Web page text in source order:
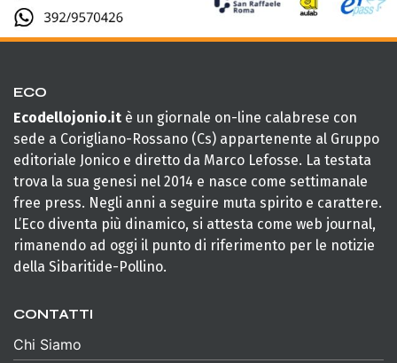
ECO
Ecodellojonio.it è un giornale on-line calabrese con
sede a Corigliano-Rossano (Cs) appartenente al Gruppo
editoriale Jonico e diretto da Marco Lefosse. La testata
trova la sua genesi nel 2014 e nasce come settimanale
free press. Negli anni a seguire muta spirito e carattere.
L’Eco diventa più dinamico, si attesta come web journal,
rimanendo ad oggi il punto di riferimento per le notizie
della Sibaritide-Pollino.
CONTATTI
Chi Siamo